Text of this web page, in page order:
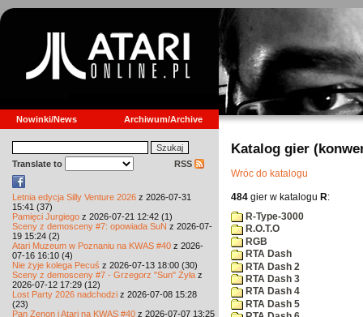
Nowinki/News Archiwum/Archive
Translate to RSS
Letnia edycja Silly Venture 2026 z 2026-07-31
15:41 (37)
Pamięci Jurgiego z 2026-07-21 12:42 (1)
Sceny z demosceny #7: opowiada SuN z 2026-07-
19 15:24 (2)
Atari Muzeum w Poznaniu na KWAS #40 z 2026-
07-16 16:10 (4)
Nie żyje kolega Pecuś z 2026-07-13 18:00 (30)
Sceny z demosceny #7 - Grzegorz "Sun" Żyła z
2026-07-12 17:29 (12)
Lost Party 2026 nadchodzi z 2026-07-08 15:28
(23)
Pan Zenon i Atari na KWAS #40 z 2026-07-07 13:25
Katalog gier
Wróc do katalogu
484 gier w katalogu R:
R-Type-3000
R.O.T.O
RGB
RTA Dash
RTA Dash 2
RTA Dash 3
RTA Dash 4
RTA Dash 5